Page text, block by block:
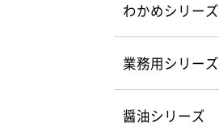
わかめシリーズ
業務用シリーズ
醤油シリーズ